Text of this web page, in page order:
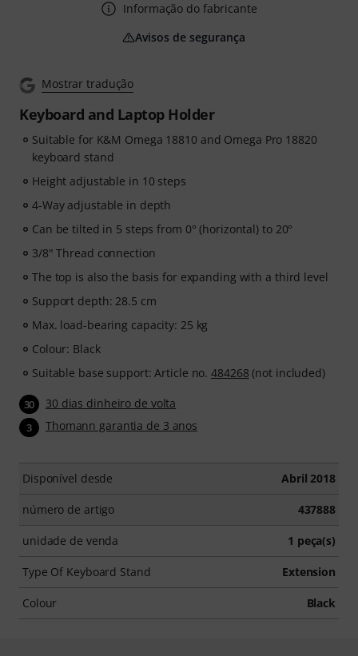
Mostrar tradução
Keyboard and Laptop Holder
Suitable for K&M Omega 18810 and Omega Pro 18820
keyboard stand
Height adjustable in 10 steps
4-Way adjustable in depth
Can be tilted in 5 steps from 0° (horizontal) to 20°
3/8" Thread connection
The top is also the basis for expanding with a third level
Support depth: 28.5 cm
Max. load-bearing capacity: 25 kg
Colour: Black
Suitable base support: Article no.484268 (not included)
30 30 dias dinheiro de volta
3 Thomann garantia de 3 anos
Disponível desde Abril 2018
número de artigo 437888
unidade de venda 1 peça(s)
Type Of Keyboard Stand Extension
Colour Black
Informação do fabricante
Avisos de segurança